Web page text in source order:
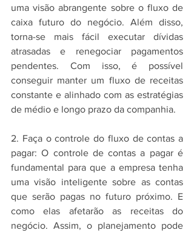
uma visão abrangente sobre o fluxo de
caixa futuro do negócio. Além disso,
torna-se mais fácil executar dívidas
atrasadas e renegociar pagamentos
pendentes. Com isso, é possível
conseguir manter um fluxo de receitas
constante e alinhado com as estratégias
de médio e longo prazo da companhia.
2. Faça o controle do fluxo de contas a
pagar: O controle de contas a pagar é
fundamental para que a empresa tenha
uma visão inteligente sobre as contas
que serão pagas no futuro próximo. E
como elas afetarão as receitas do
negócio. Assim, o planejamento pode